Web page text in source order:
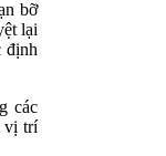
bỡ
lại
định
các
vị trí